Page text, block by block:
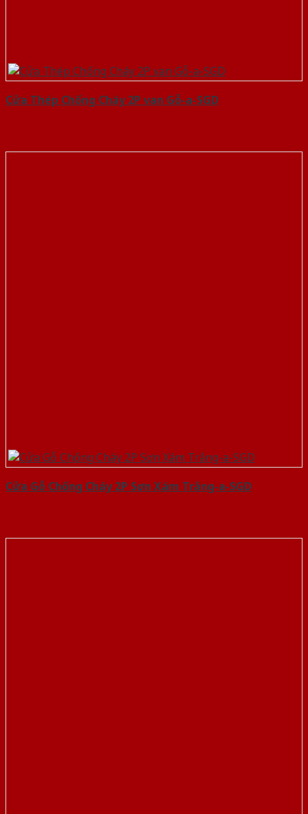
Cửa Thép Chống Cháy 2P van Gỗ-a-SGD
Cửa Gỗ Chống Cháy 2P Sơn Xám Trắng-a-SGD